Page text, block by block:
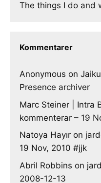
The things I do and
Kommentarer
Anonymous on
Presence archiver
Marc Steiner | Intra
kommenterar – 19
Natoya Hayır on
19 Nov, 2010 #jjk
Abril Robbins on
2008-12-13